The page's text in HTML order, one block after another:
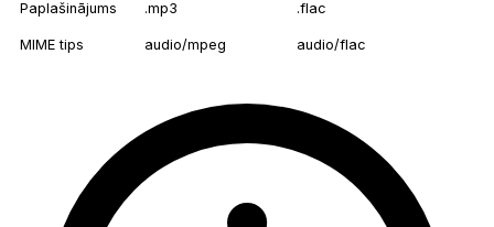
Paplašinājums .mp3 .flac
MIME tips audio/mpeg audio/flac